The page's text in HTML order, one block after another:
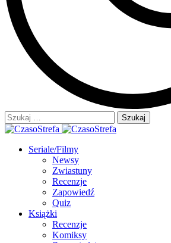
Szukaj:
Seriale/Filmy
Newsy
Zwiastuny
Recenzje
Zapowiedź
Quiz
Książki
Recenzje
Komiksy